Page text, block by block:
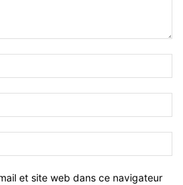
et site web dans ce navigateur